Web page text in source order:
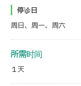
JTB治理
日语 英语
停诊日
周日、周一、周六
所需时间
１天